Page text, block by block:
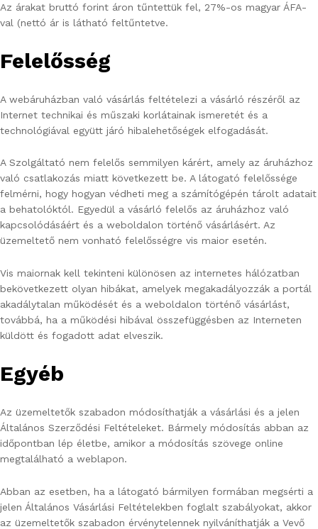
Az árakat bruttó forint áron tűntettük fel, 27%-os magyar ÁFA-
val (nettó ár is látható feltűntetve.
Felelősség
A webáruházban való vásárlás feltételezi a vásárló részéről az
Internet technikai és műszaki korlátainak ismeretét és a
technológiával együtt járó hibalehetőségek elfogadását.
A Szolgáltató nem felelős semmilyen kárért, amely az áruházhoz
való csatlakozás miatt következett be. A látogató felelőssége
felmérni, hogy hogyan védheti meg a számítógépén tárolt adatait
a behatolóktól. Egyedül a vásárló felelős az áruházhoz való
kapcsolódásáért és a weboldalon történő vásárlásért. Az
üzemeltető nem vonható felelősségre vis maior esetén.
Vis maiornak kell tekinteni különösen az internetes hálózatban
bekövetkezett olyan hibákat, amelyek megakadályozzák a portál
akadálytalan működését és a weboldalon történő vásárlást,
továbbá, ha a működési hibával összefüggésben az Interneten
küldött és fogadott adat elveszik.
Egyéb
Az üzemeltetők szabadon módosíthatják a vásárlási és a jelen
Általános Szerződési Feltételeket. Bármely módosítás abban az
időpontban lép életbe, amikor a módosítás szövege online
megtalálható a weblapon.
Abban az esetben, ha a látogató bármilyen formában megsérti a
jelen Általános Vásárlási Feltételekben foglalt szabályokat, akkor
az üzemeltetők szabadon érvénytelennek nyilváníthatják a Vevő